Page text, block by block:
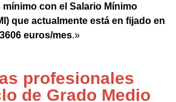
con el Salario Mínimo
que actualmente está en fijado en
euros/mes.»
profesionales
de Grado Medio